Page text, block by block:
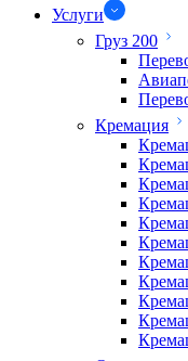
Услуги
Груз 200
Кремация